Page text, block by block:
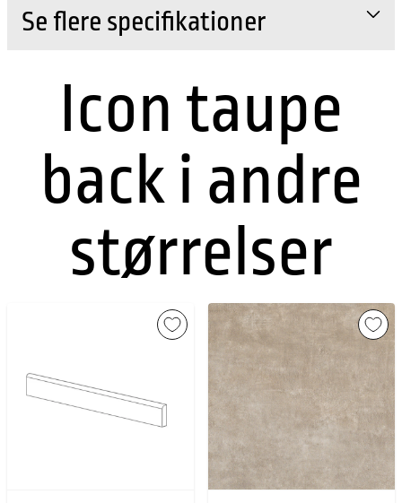
Se flere specifikationer
Icon taupe
back i andre
størrelser